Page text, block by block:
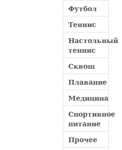
Футбол
Теннис
Настольный
теннис
Сквош
Плавание
Медицина
Спортивное
питание
Прочее